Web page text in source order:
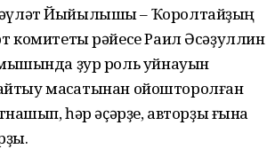
Йыйылышы – Ҡорол­тайҙың
комитеты рәйесе Раил Әсәҙуллин
ҙур роль уйнауын
маҡсатынан ойошто­ролған
һәр әҫәрҙе, авторҙы ғына